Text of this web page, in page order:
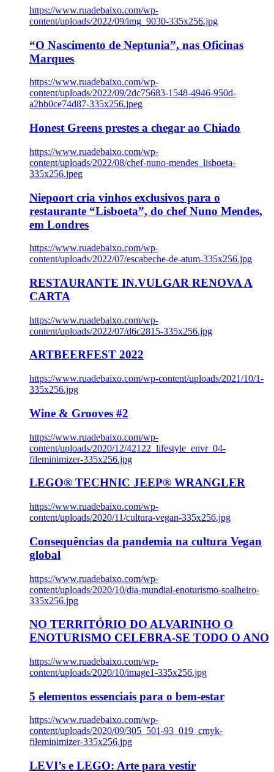
https://www.ruadebaixo.com/wp-
content/uploads/2022/09/img_9030-335x256.jpg
“O Nascimento de Neptunia”, nas Oficinas
Marques
https://www.ruadebaixo.com/wp-
content/uploads/2022/09/2dc75683-1548-4946-950d-
a2bb0ce74d87-335x256.jpeg
Honest Greens prestes a chegar ao Chiado
https://www.ruadebaixo.com/wp-
content/uploads/2022/08/chef-nuno-mendes_lisboeta-
335x256.jpeg
Niepoort cria vinhos exclusivos para o
restaurante “Lisboeta”, do chef Nuno Mendes,
em Londres
https://www.ruadebaixo.com/wp-
content/uploads/2022/07/escabeche-de-atum-335x256.jpg
RESTAURANTE IN.VULGAR RENOVA A
CARTA
https://www.ruadebaixo.com/wp-
content/uploads/2022/07/d6c2815-335x256.jpg
ARTBEERFEST 2022
https://www.ruadebaixo.com/wp-content/uploads/2021/10/1-
335x256.jpg
Wine & Grooves #2
https://www.ruadebaixo.com/wp-
content/uploads/2020/12/42122_lifestyle_envr_04-
fileminimizer-335x256.jpg
LEGO® TECHNIC JEEP® WRANGLER
https://www.ruadebaixo.com/wp-
content/uploads/2020/11/cultura-vegan-335x256.jpg
Consequências da pandemia na cultura Vegan
global
https://www.ruadebaixo.com/wp-
content/uploads/2020/10/dia-mundial-enoturismo-soalheiro-
335x256.jpg
NO TERRITÓRIO DO ALVARINHO O
ENOTURISMO CELEBRA-SE TODO O ANO
https://www.ruadebaixo.com/wp-
content/uploads/2020/10/image1-335x256.jpg
5 elementos essenciais para o bem-estar
https://www.ruadebaixo.com/wp-
content/uploads/2020/09/305_501-93_019_cmyk-
fileminimizer-335x256.jpg
LEVI’s e LEGO: Arte para vestir